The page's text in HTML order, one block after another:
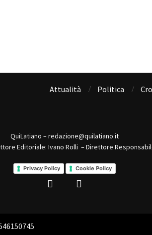
Attualità Politica
QuiLatiano – redazione@quilatiano.it
Editoriale: Ivano Rolli – Direttore
Privacy Policy Cookie Policy